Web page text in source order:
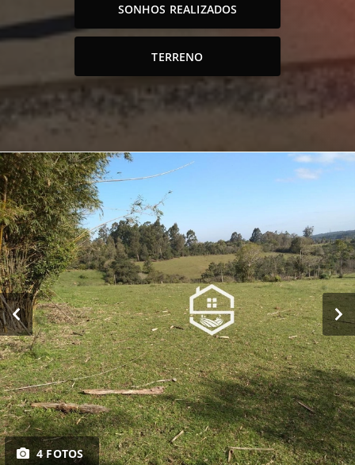
SONHOS REALIZADOS
TERRENO
4 FOTOS